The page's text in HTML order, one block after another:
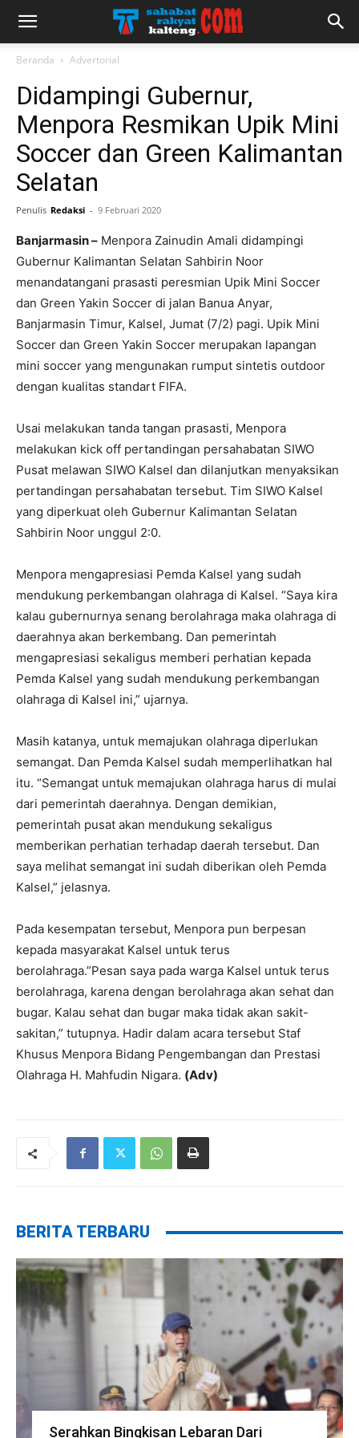
Beranda Advertorial
Didampingi Gubernur,
Menpora Resmikan Upik Mini
Soccer dan Green Kalimantan
Selatan
Penulis Redaksi - 9 Februari 2020
Banjarmasin – Menpora Zainudin Amali didampingi
Gubernur Kalimantan Selatan Sahbirin Noor
menandatangani prasasti peresmian Upik Mini Soccer
dan Green Yakin Soccer di jalan Banua Anyar,
Banjarmasin Timur, Kalsel, Jumat (7/2) pagi. Upik Mini
Soccer dan Green Yakin Soccer merupakan lapangan
mini soccer yang mengunakan rumput sintetis outdoor
dengan kualitas standart FIFA.
Usai melakukan tanda tangan prasasti, Menpora
melakukan kick off pertandingan persahabatan SIWO
Pusat melawan SIWO Kalsel dan dilanjutkan menyaksikan
pertandingan persahabatan tersebut. Tim SIWO Kalsel
yang diperkuat oleh Gubernur Kalimantan Selatan
Sahbirin Noor unggul 2:0.
Menpora mengapresiasi Pemda Kalsel yang sudah
mendukung perkembangan olahraga di Kalsel. “Saya kira
kalau gubernurnya senang berolahraga maka olahraga di
daerahnya akan berkembang. Dan pemerintah
mengapresiasi sekaligus memberi perhatian kepada
Pemda Kalsel yang sudah mendukung perkembangan
olahraga di Kalsel ini,” ujarnya.
Masih katanya, untuk memajukan olahraga diperlukan
semangat. Dan Pemda Kalsel sudah memperlihatkan hal
itu. “Semangat untuk memajukan olahraga harus di mulai
dari pemerintah daerahnya. Dengan demikian,
pemerintah pusat akan mendukung sekaligus
memberikan perhatian terhadap daerah tersebut. Dan
saya melihat semangat ini sudah diberikan oleh Pemda
Kalsel,” jelasnya.
Pada kesempatan tersebut, Menpora pun berpesan
kepada masyarakat Kalsel untuk terus
berolahraga.”Pesan saya pada warga Kalsel untuk terus
berolahraga, karena dengan berolahraga akan sehat dan
bugar. Kalau sehat dan bugar maka tidak akan sakit-
sakitan,” tutupnya. Hadir dalam acara tersebut Staf
Khusus Menpora Bidang Pengembangan dan Prestasi
Olahraga H. Mahfudin Nigara. (Adv)
BERITA TERBARU
Serahkan Bingkisan Lebaran Dari